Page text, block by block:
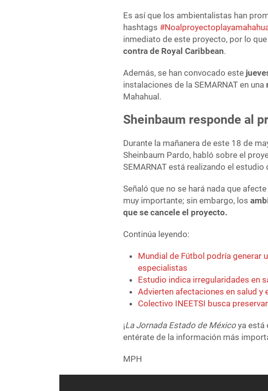
Es así que los ambientalistas han
hashtags
inmediato de este proyecto, por lo
contra de Royal Caribbean.
Además, se han convocado este
instalaciones de la SEMARNAT en una
Mahahual.
Sheinbaum responde al
Durante la mañanera de este 18 de
Sheinbaum Pardo, habló sobre el
SEMARNAT está realizando el estudio
Señaló que no se hará nada que
muy importante; sin embargo, los
que se cancele el proyecto.
Continúa leyendo:
Mundial de Fútbol podría generar
especialistas
Estudio indica irregularidades en
Advierten afectaciones en salud
Colectivo INEETSI busca
¡La Jornada Estado de Méxicoya está
entérate de la información más
MPH